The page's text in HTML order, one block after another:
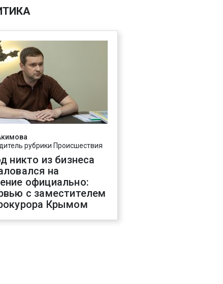
рубрики Происшествия
никто из бизнеса
на
официально:
с заместителем
Крымом